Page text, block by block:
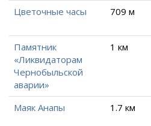
Цветочные часы 709 м
Памятник
«Ликвидаторам
Чернобыльской
аварии»
1 км
Маяк Анапы 1.7 км